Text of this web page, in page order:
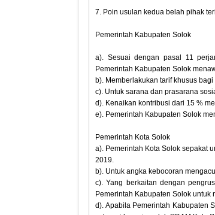
7. Poin usulan kedua belah pihak
Pemerintah Kabupaten Solok
a). Sesuai dengan pasal 11
Pemerintah Kabupaten Solok
b). Memberlakukan tarif khusus
c). Untuk sarana dan prasarana
d). Kenaikan kontribusi dari 15 %
e). Pemerintah Kabupaten Solok
Pemerintah Kota Solok
a). Pemerintah Kota Solok sepakat
2019.
b). Untuk angka kebocoran
c). Yang berkaitan dengan
Pemerintah Kabupaten Solok untuk
d). Apabila Pemerintah Kabupaten